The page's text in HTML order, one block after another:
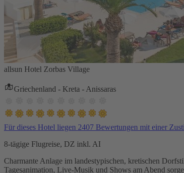
allsun Hotel Zorbas Village
Griechenland - Kreta - Anissaras
Für dieses Hotel liegen 2407 Bewertungen mit einer
8-tägige Flugreise, DZ inkl. AI
Charmante Anlage im landestypischen, kretischen
Tagesanimation, Live-Musik und Shows am Abend